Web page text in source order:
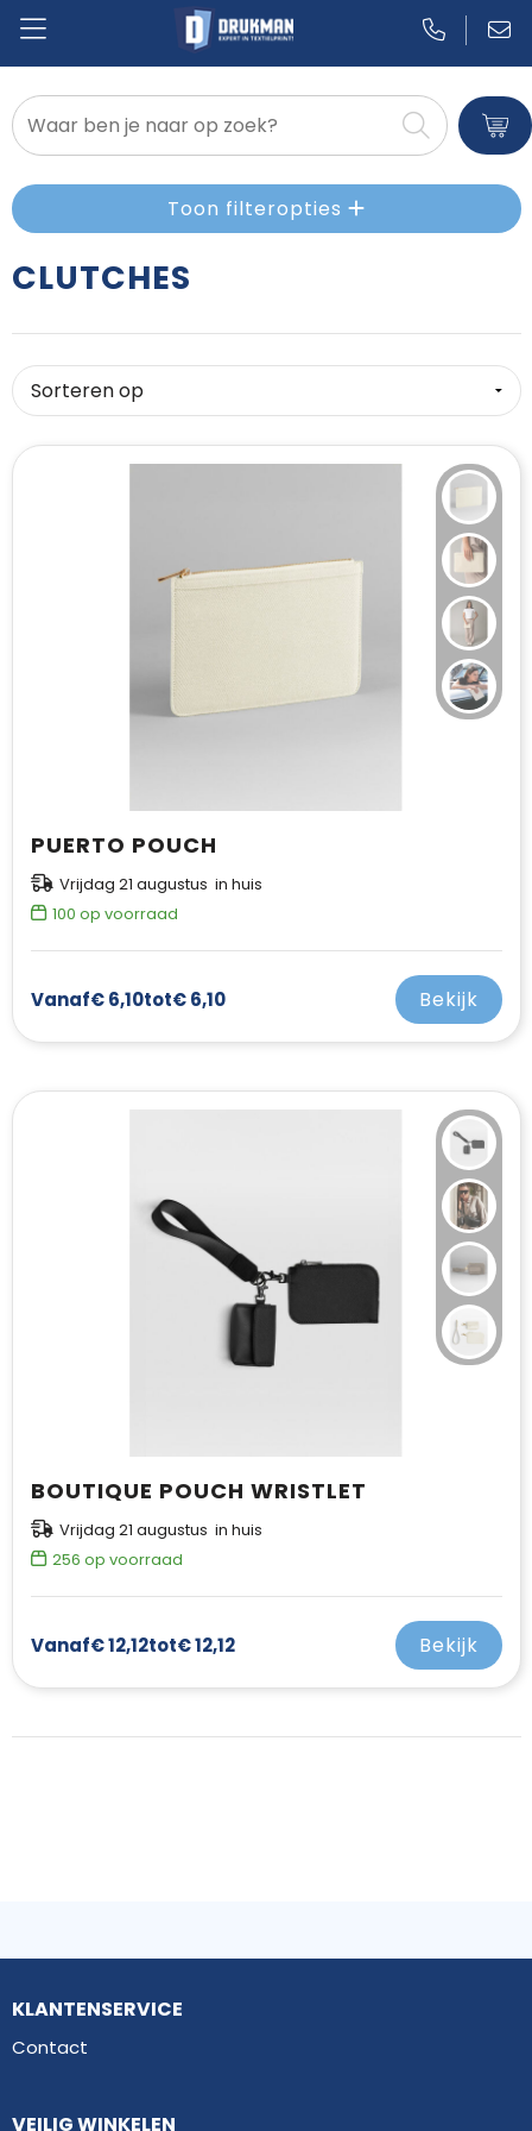
Badtextiel en Douche
Caps, Hoeden en Mutsen
Dekens, Fleecedekens en Kussens
Kledingaccessoires
Ondergoed, Sokken en Nachtkleding
Polo's
Regenkleding
Sweaters
Toon filteropties
CLUTCHES
PUERTO POUCH
Vrijdag 21 augustus in huis
100 op voorraad
Vanaf€ 6,10tot€ 6,10 Bekijk
BOUTIQUE POUCH WRISTLET
Vrijdag 21 augustus in huis
256 op voorraad
Vanaf€ 12,12tot€ 12,12 Bekijk
KLANTENSERVICE
Contact
VEILIG WINKELEN